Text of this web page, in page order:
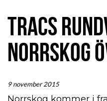
TRACS
NORRSKOG
9 november 2015
Norrskog kommer i